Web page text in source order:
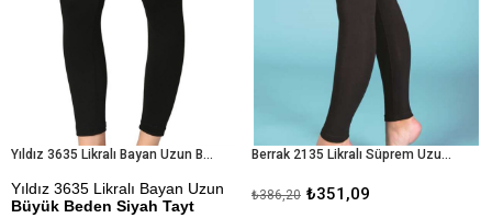
Yıldız 3635 Likralı Bayan Uzun Büyük Beden Siyah Tayt
Yıldız 3635 Likralı Bayan Uzun
Büyük Beden Siyah Tayt
Berrak 2135 Likralı Süprem Uzun Düz Bayan Penye Tayt
₺351,09
₺386,20